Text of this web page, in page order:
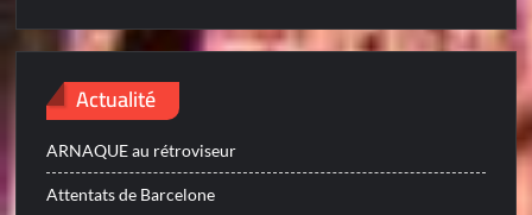
Actualité
ARNAQUE au rétroviseur
Attentats de Barcelone